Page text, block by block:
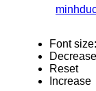
Font size:
Decrease
Reset
Increase